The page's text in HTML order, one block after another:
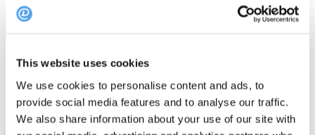
This website uses cookies
We use cookies to personalise content and ads, to
provide social media features and to analyse our traffic.
We also share information about your use of our site with
стресс. Имея конкретное количество проданных
персонал и придерживаться графика. Кроме того,
если вы проводите подобные мероприятия
несколько раз, повара, официанты и другие